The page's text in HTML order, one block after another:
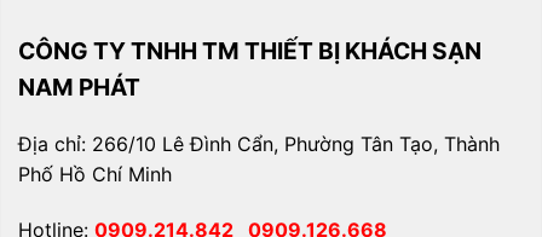
CÔNG TY TNHH TM THIẾT BỊ KHÁCH SẠN
NAM PHÁT
Địa chỉ: 266/10 Lê Đình Cẩn, Phường Tân Tạo, Thành
Phố Hồ Chí Minh
Hotline: 0909.214.842 0909.126.668